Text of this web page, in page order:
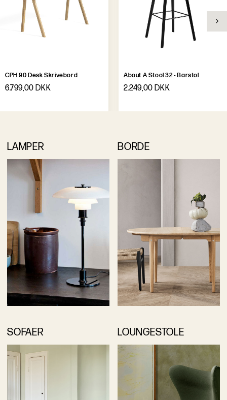
CPH 90 Desk Skrivebord
6.799,00 DKK
About A Stool 32 - Barstol
2.249,00 DKK
LAMPER BORDE
SOFAER LOUNGESTOLE